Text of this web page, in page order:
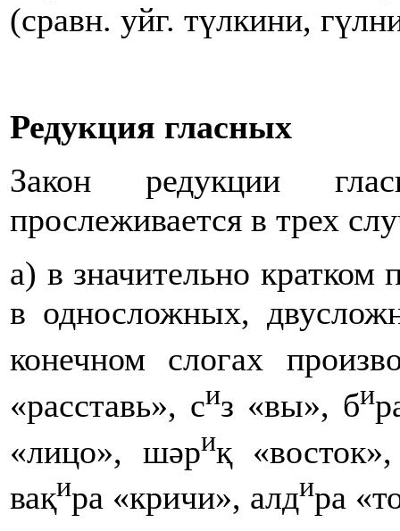
(сравн. уйг. түлкини,
Редукция гласных
Закон редукции
прослеживается в трех
а) в значительно кратком
в односложных,
конечном слогах
«расставь», сиз «вы», би
«лицо», шәриқ
вақира «кричи», алдира